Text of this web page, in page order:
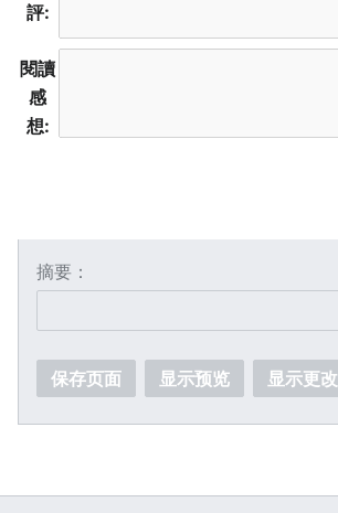
評:
閱讀
感
想:
摘要：
保存页面 显示预览 显示更改